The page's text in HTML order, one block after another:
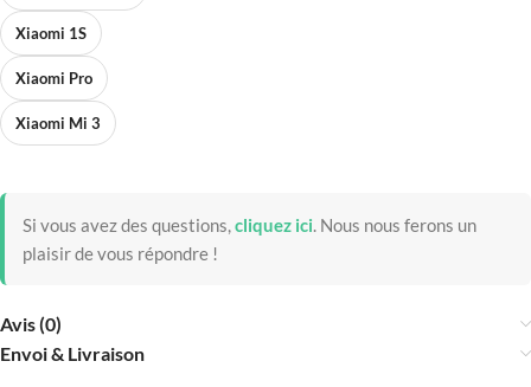
Xiaomi 1S
Xiaomi Pro
Xiaomi Mi 3
Si vous avez des questions,cliquez ici. Nous nous ferons un
plaisir de vous répondre !
Avis (0)
Envoi & Livraison